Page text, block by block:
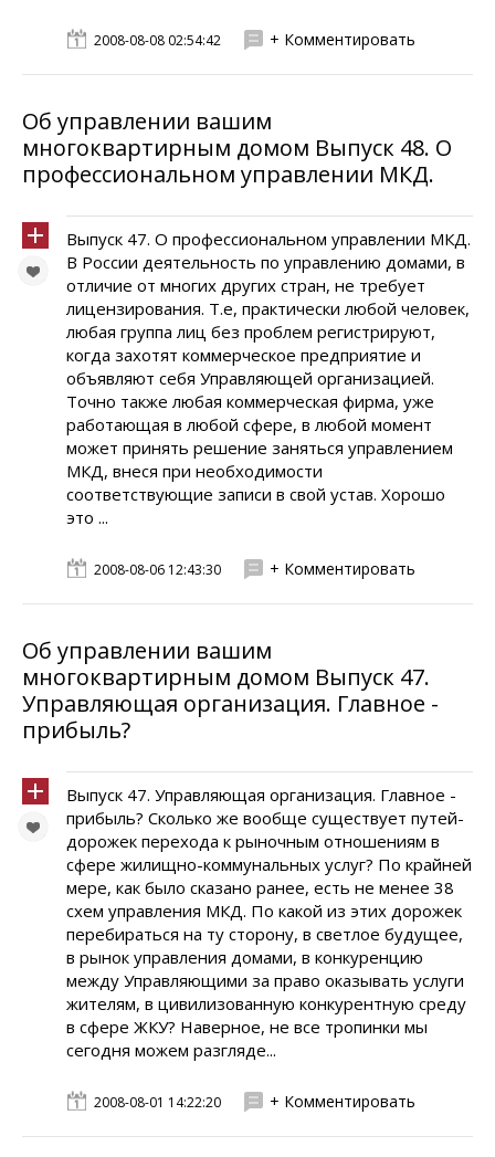
2008-08-08 02:54:42 + Комментировать
Об управлении вашим
многоквартирным домом Выпуск 48. О
профессиональном управлении МКД.
Выпуск 47. О профессиональном управлении МКД.
В России деятельность по управлению домами, в
отличие от многих других стран, не требует
лицензирования. Т.е, практически любой человек,
любая группа лиц без проблем регистрируют,
когда захотят коммерческое предприятие и
объявляют себя Управляющей организацией.
Точно также любая коммерческая фирма, уже
работающая в любой сфере, в любой момент
может принять решение заняться управлением
МКД, внеся при необходимости
соответствующие записи в свой устав. Хорошо
это ...
2008-08-06 12:43:30 + Комментировать
Об управлении вашим
многоквартирным домом Выпуск 47.
Управляющая организация. Главное -
прибыль?
Выпуск 47. Управляющая организация. Главное -
прибыль? Сколько же вообще существует путей-
дорожек перехода к рыночным отношениям в
сфере жилищно-коммунальных услуг? По крайней
мере, как было сказано ранее, есть не менее 38
схем управления МКД. По какой из этих дорожек
перебираться на ту сторону, в светлое будущее,
в рынок управления домами, в конкуренцию
между Управляющими за право оказывать услуги
жителям, в цивилизованную конкурентную среду
в сфере ЖКУ? Наверное, не все тропинки мы
сегодня можем разгляде...
2008-08-01 14:22:20 + Комментировать